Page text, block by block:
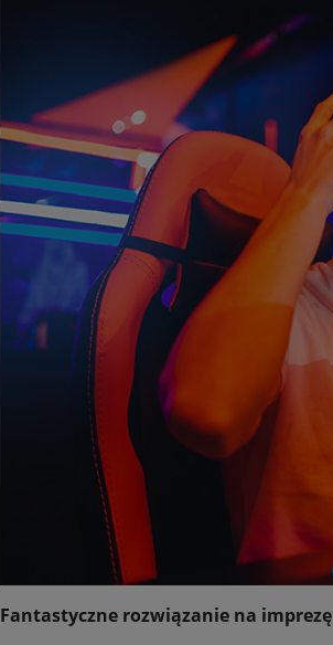
Fantastyczne rozwiązanie na imprezę